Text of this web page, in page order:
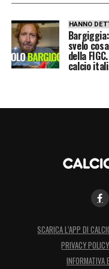
attaccamento ai
tutto il popolo
straordinario,
coerenza
».
HANNO
svelo
della
calcio
SCARICA L’APP DI
PRIVACY
INFORMATIVA